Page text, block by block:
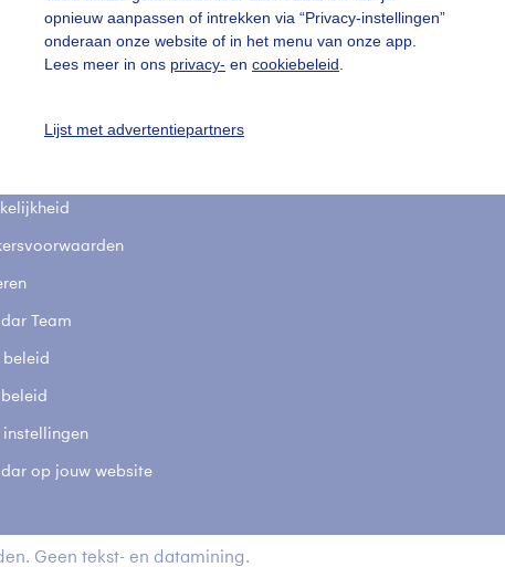
opnieuw aanpassen of intrekken via “Privacy-instellingen”
onderaan onze website of in het menu van onze app.
Lees meer in ons privacy- en cookiebeleid
Lijst met advertentiepartners
vragen
Team
beleid
instellingen
op jouw website
Mijn weer
Geen tekst- en datamining.